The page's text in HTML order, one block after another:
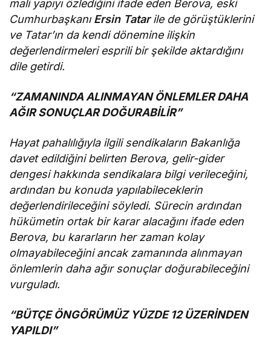
mali yapıyı özlediğini ifade eden Berova, eski
CumhurbaşkanıErsin Tatarile de görüştüklerini
ve Tatar’ın da kendi dönemine ilişkin
değerlendirmeleri esprili bir şekilde aktardığını
dile getirdi.
“ZAMANINDA ALINMAYAN ÖNLEMLER DAHA
AĞIR SONUÇLAR DOĞURABİLİR”
Hayat pahalılığıyla ilgili sendikaların Bakanlığa
davet edildiğini belirten Berova, gelir-gider
dengesi hakkında sendikalara bilgi verileceğini,
ardından bu konuda yapılabileceklerin
değerlendirileceğini söyledi. Sürecin ardından
hükümetin ortak bir karar alacağını ifade eden
Berova, bu kararların her zaman kolay
olmayabileceğini ancak zamanında alınmayan
önlemlerin daha ağır sonuçlar doğurabileceğini
vurguladı.
“BÜTÇE ÖNGÖRÜMÜZ YÜZDE 12 ÜZERİNDEN
YAPILDI”